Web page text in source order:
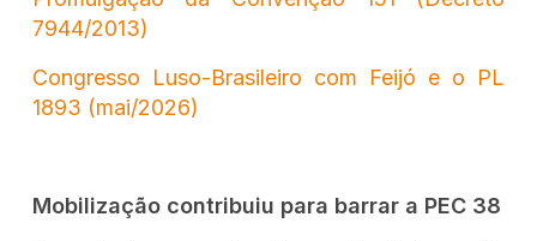
7944/2013)
Congresso Luso-Brasileiro com Feijó e o PL
1893 (mai/2026)
Mobilização contribuiu para barrar a PEC 38